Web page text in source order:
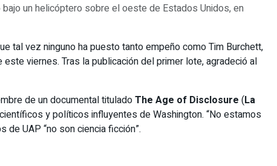
un helicóptero sobre el oeste de Estados Unidos, en
tal vez ninguno ha puesto tanto empeño como Tim Burchett,
viernes. Tras la publicación del primer lote, agradeció al
de un documental tituladoThe Age of Disclosure (La
y políticos influyentes de Washington. “No estamos
UAP “no son ciencia ficción”.